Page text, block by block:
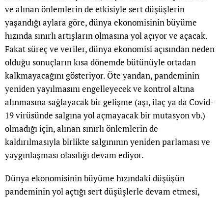
ve alınan önlemlerin de etkisiyle sert düşüşlerin
yaşandığı aylara göre, dünya ekonomisinin büyüme
hızında sınırlı artışların olmasına yol açıyor ve açacak.
Fakat süreç ve veriler, dünya ekonomisi açısından neden
olduğu sonuçların kısa dönemde bütünüyle ortadan
kalkmayacağını gösteriyor. Öte yandan, pandeminin
yeniden yayılmasını engelleyecek ve kontrol altına
alınmasına sağlayacak bir gelişme (aşı, ilaç ya da Covid-
19 virüsünde salgına yol açmayacak bir mutasyon vb.)
olmadığı için, alınan sınırlı önlemlerin de
kaldırılmasıyla birlikte salgınının yeniden parlaması ve
yaygınlaşması olasılığı devam ediyor.
Dünya ekonomisinin büyüme hızındaki düşüşün
pandeminin yol açtığı sert düşüşlerle devam etmesi,